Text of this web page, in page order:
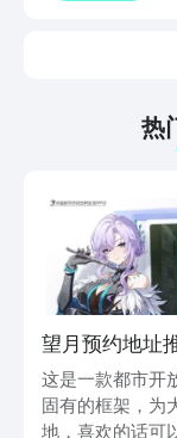
热
望月预约地址
这是一款都市开
固有的框架，为
地，喜欢的话可